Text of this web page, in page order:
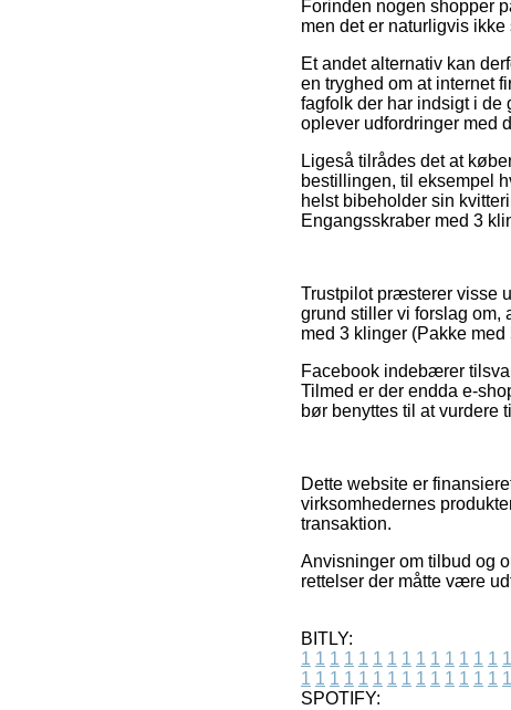
Forinden nogen shopper
men det er naturligvis
Et andet alternativ kan
en tryghed om at internet
fagfolk der har indsigt i
oplever udfordringer med
Ligeså tilrådes det at
bestillingen, til eksempel
helst bibeholder sin
Engangsskraber med 3
Trustpilot præsterer visse
grund stiller vi forslag om,
med 3 klinger (Pakke
Facebook indebærer
Tilmed er der endda e-
bør benyttes til at vurdere
Dette website er
virksomhedernes
transaktion.
Anvisninger om tilbud og
rettelser der måtte være
BITLY:
1 1 1 1 1 1 1 1 1 1 1 1 1 1 1
1 1 1 1 1 1 1 1 1 1 1 1 1 1 1
SPOTIFY: